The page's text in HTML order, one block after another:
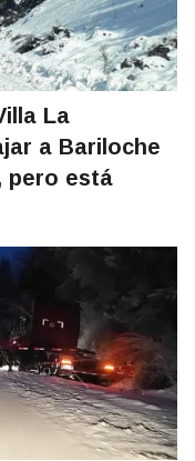
La
a Bariloche
pero está